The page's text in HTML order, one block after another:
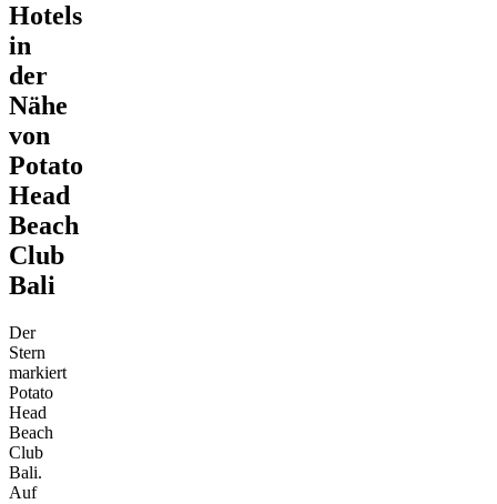
Hotels
in
der
Nähe
von
Potato
Head
Beach
Club
Bali
Der
Stern
markiert
Potato
Head
Beach
Club
Bali.
Auf